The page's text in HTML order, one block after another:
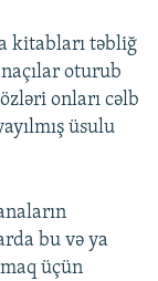
kitabları təbliğ
oturub
onları cəlb
üsulu
bu və ya
üçün